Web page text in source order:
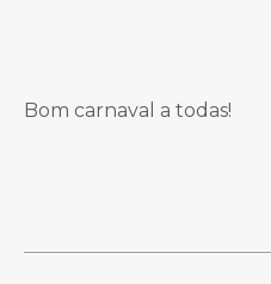
Bom carnaval a todas!